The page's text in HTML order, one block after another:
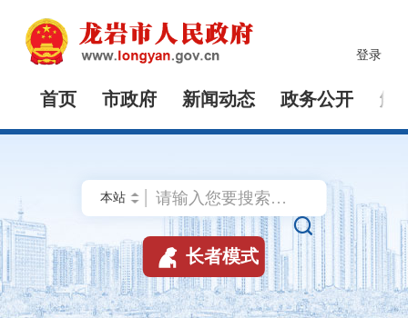
登录
首页 市政府 新闻动态 政务公开 解

 长者模式